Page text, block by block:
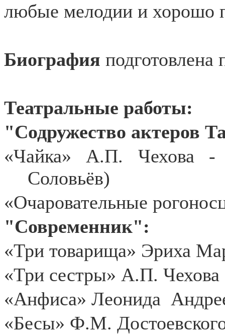
любые мелодии и хорошо
Биография
Театральные работы:
"Содружество актеров
«Чайка» А.П. Чехова -
Соловьёв)
«Очаровательные
"Современник":
«Три товарища» Эриха
«Три сестры» А.П.
«Анфиса» Леонида
«Бесы» Ф.М.